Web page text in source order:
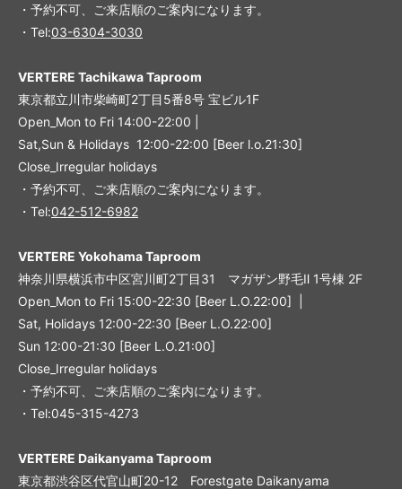
・予約不可、ご来店順のご案内になります。
・Tel:03-6304-3030
VERTERE Tachikawa Taproom
東京都立川市柴崎町2丁目5番8号 宝ビル1F
Open_Mon to Fri 14:00-22:00 |
Sat,Sun & Holidays 12:00-22:00 [Beer l.o.21:30]
Close_Irregular holidays
・予約不可、ご来店順のご案内になります。
・Tel:042-512-6982
VERTERE Yokohama Taproom
神奈川県横浜市中区宮川町2丁目31 マガザン野毛Ⅱ 1号棟 2F
Open_Mon to Fri 15:00-22:30 [Beer L.O.22:00] |
Sat, Holidays 12:00-22:30 [Beer L.O.22:00]
Sun 12:00-21:30 [Beer L.O.21:00]
Close_Irregular holidays
・予約不可、ご来店順のご案内になります。
・Tel:045-315-4273
VERTERE Daikanyama Taproom
東京都渋谷区代官山町20-12 Forestgate Daikanyama